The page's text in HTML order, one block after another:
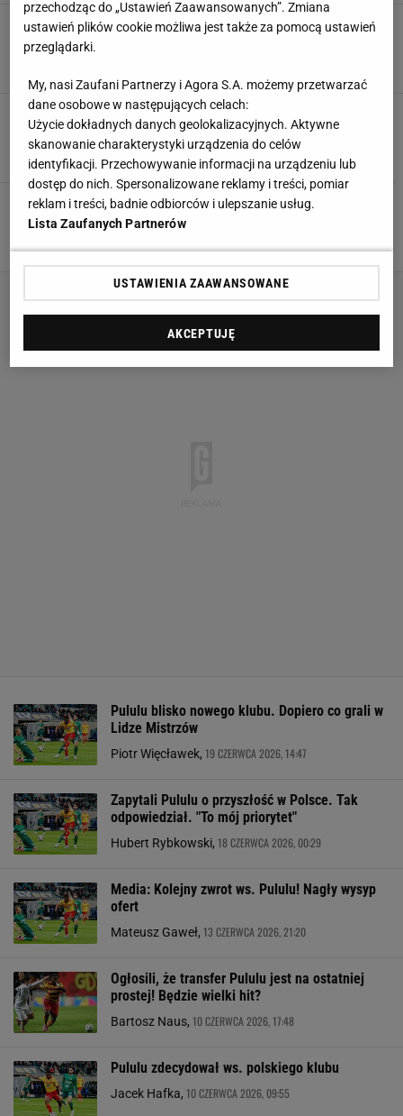
Zdjęcie Pululu niesie się po sieci. Tylko spójrz
Gdzie zagra Pululu? Media: Dostał ofertę życia
Paweł Matys,30 CZERWCA 2026, 05:30
Gdzie zagra Pululu? Media: Odrzucił lukratywny
kontrakt
Szymon Mańkowski,27 CZERWCA 2026, 23:00
Pululu blisko nowego klubu. Dopiero co grali w
Lidze Mistrzów
Piotr Więcławek, 19 CZERWCA 2026, 14:47
Zapytali Pululu o przyszłość w Polsce. Tak
odpowiedział. "To mój priorytet"
Hubert Rybkowski, 18 CZERWCA 2026, 00:29
Media: Kolejny zwrot ws. Pululu! Nagły wysyp
ofert
Mateusz Gaweł, 13 CZERWCA 2026, 21:20
Ogłosili, że transfer Pululu jest na ostatniej
prostej! Będzie wielki hit?
Bartosz Naus, 10 CZERWCA 2026, 17:48
Pululu zdecydował ws. polskiego klubu
Jacek Hafka, 10 CZERWCA 2026, 09:55
przechodząc do „Ustawień Zaawansowanych”. Zmiana
ustawień plików cookie możliwa jest także za pomocą ustawień
przeglądarki.
My, nasi Zaufani Partnerzy i Agora S.A. możemy przetwarzać
dane osobowe w następujących celach:
Użycie dokładnych danych geolokalizacyjnych. Aktywne
skanowanie charakterystyki urządzenia do celów
identyfikacji. Przechowywanie informacji na urządzeniu lub
dostęp do nich. Spersonalizowane reklamy i treści, pomiar
reklam i treści, badnie odbiorców i ulepszanie usług.
Lista Zaufanych Partnerów
USTAWIENIA ZAAWANSOWANE
AKCEPTUJĘ